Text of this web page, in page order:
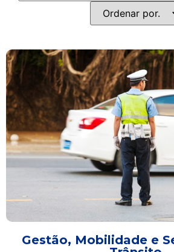
Gestão, Mobilidade e